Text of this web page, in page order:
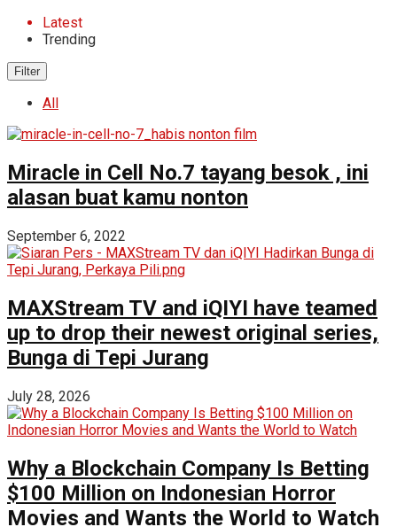
Latest
Trending
Filter
All
Miracle in Cell No.7 tayang besok , ini
alasan buat kamu nonton
September 6, 2022
MAXStream TV and iQIYI have teamed
up to drop their newest original series,
Bunga di Tepi Jurang
July 28, 2026
Why a Blockchain Company Is Betting
$100 Million on Indonesian Horror
Movies and Wants the World to Watch